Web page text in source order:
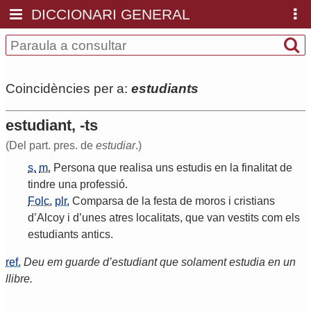
DICCIONARI GENERAL
Coincidències per a: estudiants
estudiant, -ts
(Del part. pres. de estudiar.)
s. m. Persona que realisa uns estudis en la finalitat de
tindre una professió.
Folc. plr. Comparsa de la festa de moros i cristians
d’Alcoy i d’unes atres localitats, que van vestits com els
estudiants antics.
ref. Deu em guarde d’estudiant que solament estudia en un
llibre.